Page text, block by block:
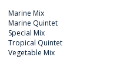
Marine Mix
Marine Quintet
Special Mix
Tropical Quintet
Vegetable Mix